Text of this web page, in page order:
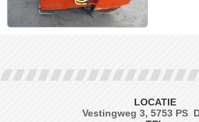
LOCATIE
Vestingweg 3, 5753 PS